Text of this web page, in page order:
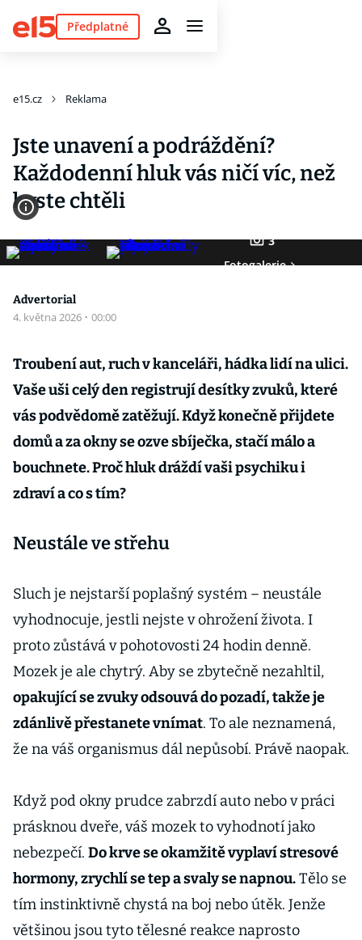
Předplatné
e15.cz Reklama
Jste unavení a podráždění?
Každodenní hluk vás ničí víc, než
byste chtěli
3
Fotogalerie
Advertorial
4. května 2026 · 00:00
Troubení aut, ruch v kanceláři, hádka lidí na ulici.
Vaše uši celý den registrují desítky zvuků, které
vás podvědomě zatěžují. Když konečně přijdete
domů a za okny se ozve sbíječka, stačí málo a
bouchnete. Proč hluk dráždí vaši psychiku i
zdraví a co s tím?
Neustále ve střehu
Sluch je nejstarší poplašný systém – neustále
vyhodnocuje, jestli nejste v ohrožení života. I
proto zůstává v pohotovosti 24 hodin denně.
Mozek je ale chytrý. Aby se zbytečně nezahltil,
opakující se zvuky odsouvá do pozadí, takže je
zdánlivě přestanete vnímat. To ale neznamená,
že na váš organismus dál nepůsobí. Právě naopak.
Když pod okny prudce zabrzdí auto nebo v práci
prásknou dveře, váš mozek to vyhodnotí jako
nebezpečí. Do krve se okamžitě vyplaví stresové
hormony, zrychlí se tep a svaly se napnou.Tělo se
tím instinktivně chystá na boj nebo útěk. Jenže
většinou jsou tyto tělesné reakce naprosto